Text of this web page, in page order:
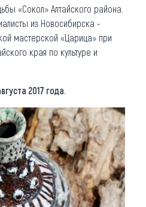
«Сокол» Алтайского района.
из Новосибирска -
мастерской «Царица» при
края по культуре и
2017 года.